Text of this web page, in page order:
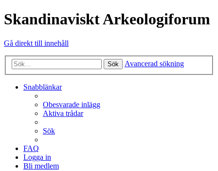
Skandinaviskt Arkeologiforum
Gå direkt till innehåll
Sök Avancerad sökning
Snabblänkar
Obesvarade inlägg
Aktiva trådar
Sök
FAQ
Logga in
Bli medlem